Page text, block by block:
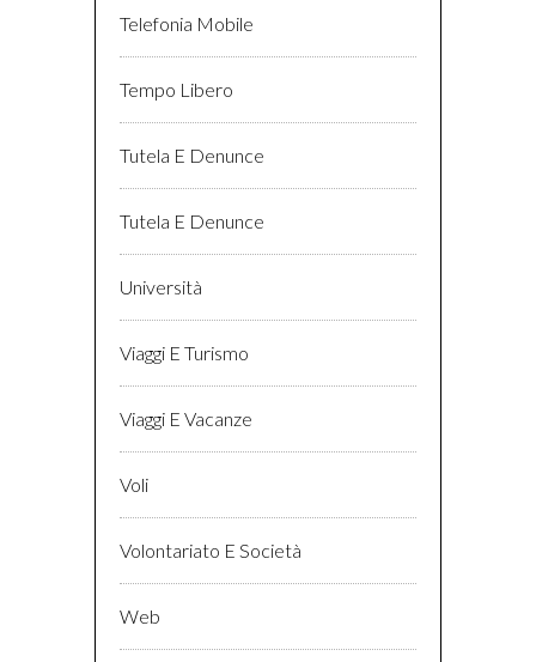
Telefonia Mobile
Tempo Libero
Tutela E Denunce
Tutela E Denunce
Università
Viaggi E Turismo
Viaggi E Vacanze
Voli
Volontariato E Società
Web